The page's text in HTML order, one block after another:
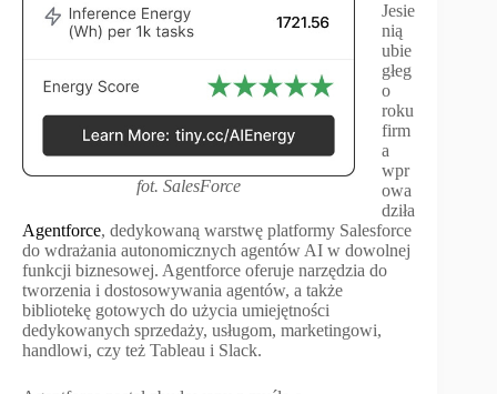
fot. SalesForce
Jesie
nią
ubie
głeg
o
roku
firm
a
wpr
owa
dziła
Agentforce, dedykowaną warstwę platformy Salesforce
do wdrażania autonomicznych agentów AI w dowolnej
funkcji biznesowej. Agentforce oferuje narzędzia do
tworzenia i dostosowywania agentów, a także
bibliotekę gotowych do użycia umiejętności
dedykowanych sprzedaży, usługom, marketingowi,
handlowi, czy też Tableau i Slack.